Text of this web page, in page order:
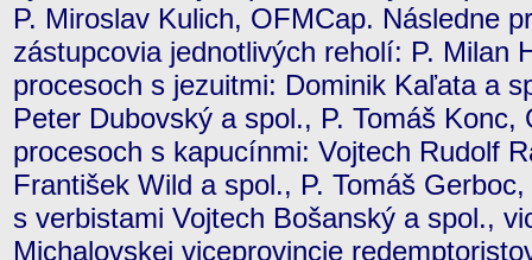
P. Miroslav Kulich, OFMCap. Následne
zástupcovia jednotlivých reholí: P. Milan
procesoch s jezuitmi: Dominik Kaľata a
Peter Dubovský a spol., P. Tomáš Konc,
procesoch s kapucínmi: Vojtech Rudolf
František Wild a spol., P. Tomáš
s verbistami Vojtech Bošanský a spol.,
Michalovskej viceprovincie